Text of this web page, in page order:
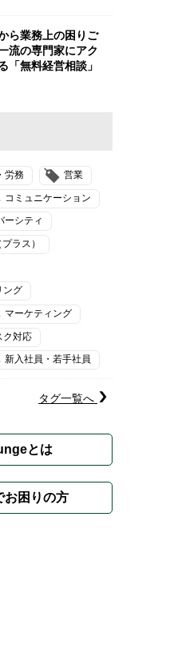
ら業務上の困りご
流の専門家にアク
「無料経営相談」
労務 営業
コミュニケーション
ーシティ
ラス）
ング
マーケティング
ク対応
新入社員・若手社員
タグ一覧へ
とは
お困りの方